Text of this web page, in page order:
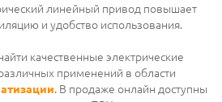
линейный привод повышает
и удобство использования.
качественные электрические
применений в области
. В продаже онлайн доступны